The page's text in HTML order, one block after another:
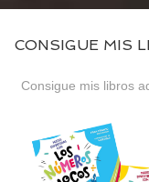
CONSIGUE MIS
Consigue mis libros